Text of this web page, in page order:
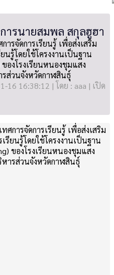
ารนายสมพล สกุลฮูฮา
รจัดการเรียนรู้ เพื่อส่งเสริม
นรู้โดยใช้โครงงานเป็นฐาน
องโรงเรียนหนองชุมแสง
รส่วนจังหวัดกาฬสินธุ์
16 16:38:12 | โดย : aaa | เปิด
การจัดการเรียนรู้ เพื่อส่งเสริม
รียนรู้โดยใช้โครงงานเป็นฐาน
ของโรงเรียนหนองชุมแสง
หารส่วนจังหวัดกาฬสินธุ์